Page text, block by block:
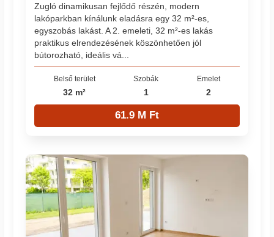
Zugló dinamikusan fejlődő részén, modern
lakóparkban kínálunk eladásra egy 32 m²-es,
egyszobás lakást. A 2. emeleti, 32 m²-es lakás
praktikus elrendezésének köszönhetően jól
bútorozható, ideális vá...
Belső terület
32 m²
Szobák
1
Emelet
2
61.9 M Ft